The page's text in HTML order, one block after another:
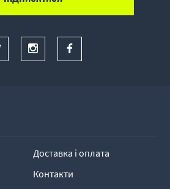
Доставка і оплата
Контакти